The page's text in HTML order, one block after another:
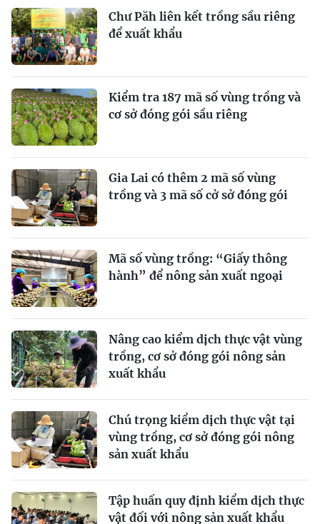
Chư Păh liên kết trồng sầu riêng
để xuất khẩu
Kiểm tra 187 mã số vùng trồng và
cơ sở đóng gói sầu riêng
Gia Lai có thêm 2 mã số vùng
trồng và 3 mã số cở sở đóng gói
Mã số vùng trồng: “Giấy thông
hành” để nông sản xuất ngoại
Nâng cao kiểm dịch thực vật vùng
trồng, cơ sở đóng gói nông sản
xuất khẩu
Chú trọng kiểm dịch thực vật tại
vùng trồng, cơ sở đóng gói nông
sản xuất khẩu
Tập huấn quy định kiểm dịch thực
vật đối với nông sản xuất khẩu